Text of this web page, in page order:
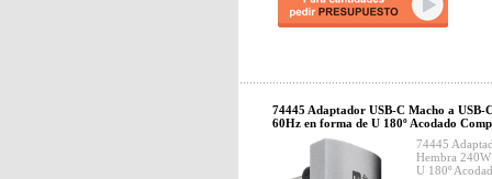
74445 Adaptador USB-C Macho a
60Hz en forma de U 180º Acodado
74445
Hembra
U 180º